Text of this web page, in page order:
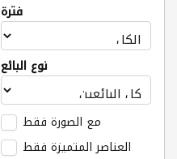
فترة
نوع البائع
مع الصورة فقط
العناصر المتميزة فقط